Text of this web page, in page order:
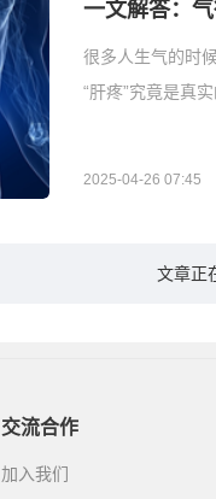
一文解答：
很多人生气的时
“肝疼”究竟是真
2025-04-26 07:45
文章正
交流合作
加入我们